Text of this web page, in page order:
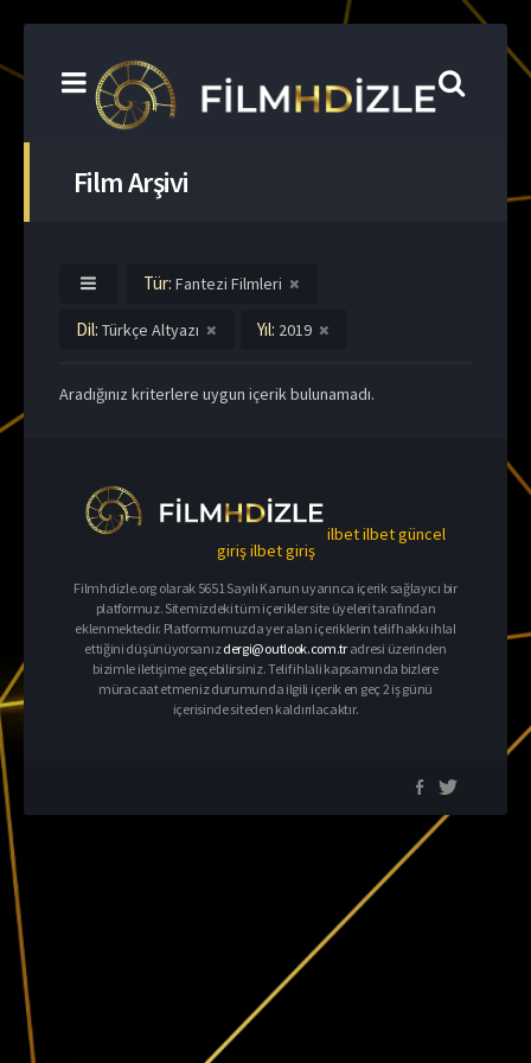
Film Arşivi
Tür: Fantezi Filmleri
Dil: Türkçe Altyazı Yıl: 2019
Aradığınız kriterlere uygun içerik bulunamadı.
ilbetilbet güncel
girişilbet giriş
Filmhdizle.org olarak 5651 Sayılı Kanun uyarınca içerik sağlayıcı bir
platformuz. Sitemizdeki tüm içerikler site üyeleri tarafından
eklenmektedir. Platformumuzda yer alan içeriklerin telif hakkı ihlal
ettiğini düşünüyorsanızdergi@outlook.com.tr adresi üzerinden
bizimle iletişime geçebilirsiniz. Telif ihlali kapsamında bizlere
müracaat etmeniz durumunda ilgili içerik en geç 2 iş günü
içerisinde siteden kaldırılacaktır.